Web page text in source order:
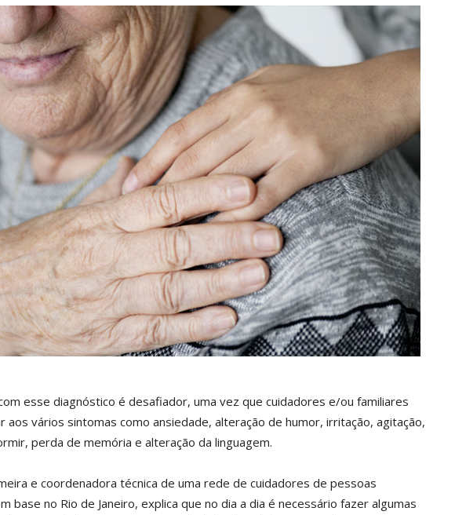
esse diagnóstico é desafiador, uma vez que cuidadores e/ou familiares
aos vários sintomas como ansiedade, alteração de humor, irritação, agitação,
perda de memória e alteração da linguagem.
e coordenadora técnica de uma rede de cuidadores de pessoas
base no Rio de Janeiro, explica que no dia a dia é necessário fazer algumas